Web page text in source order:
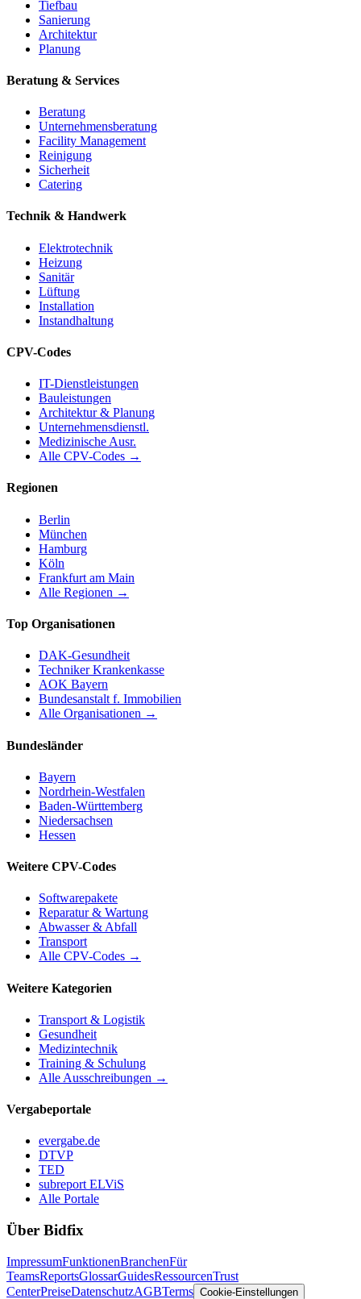
Tiefbau
Sanierung
Architektur
Planung
Beratung & Services
Beratung
Unternehmensberatung
Facility Management
Reinigung
Sicherheit
Catering
Technik & Handwerk
Elektrotechnik
Heizung
Sanitär
Lüftung
Installation
Instandhaltung
CPV-Codes
IT-Dienstleistungen
Bauleistungen
Architektur & Planung
Unternehmensdienstl.
Medizinische Ausr.
Alle CPV-Codes →
Regionen
Berlin
München
Hamburg
Köln
Frankfurt am Main
Alle Regionen →
Top Organisationen
DAK-Gesundheit
Techniker Krankenkasse
AOK Bayern
Bundesanstalt f. Immobilien
Alle Organisationen →
Bundesländer
Bayern
Nordrhein-Westfalen
Baden-Württemberg
Niedersachsen
Hessen
Weitere CPV-Codes
Softwarepakete
Reparatur & Wartung
Abwasser & Abfall
Transport
Alle CPV-Codes →
Weitere Kategorien
Transport & Logistik
Gesundheit
Medizintechnik
Training & Schulung
Alle Ausschreibungen →
Vergabeportale
evergabe.de
DTVP
TED
subreport ELViS
Alle Portale
Über Bidfix
ImpressumFunktionenBranchenFür
TeamsReportsGlossarGuidesRessourcenTrust
CenterPreiseDatenschutzAGBTerms Cookie-Einstellungen